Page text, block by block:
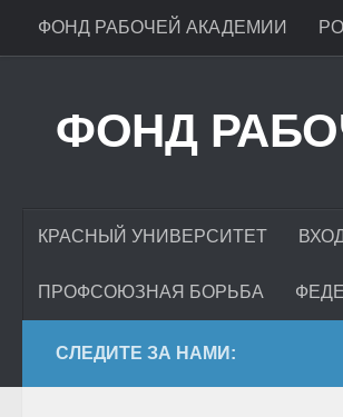
ФОНД РАБОЧЕЙ АКАДЕМИИ
ФОНД
КРАСНЫЙ УНИВЕРСИТЕТ
ПРОФСОЮЗНАЯ БОРЬБА
СЛЕДИТЕ ЗА НАМИ: